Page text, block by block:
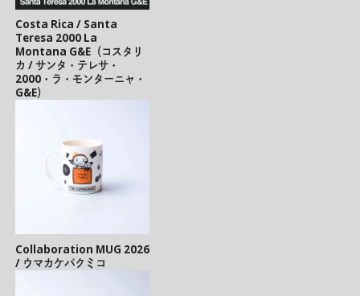
Costa Rica / Santa
Teresa 2000 La
Montana G&E（コスタリ
カ / サンタ・テレサ・
2000・ラ・モンターニャ・
G&E）
Collaboration MUG 2026
/ ウマカケバクミコ